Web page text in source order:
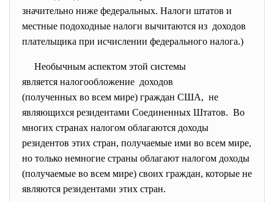
значительно ниже федеральных. Налоги штатов и
местные подоходные налоги вычитаются из доходов
плательщика при исчислении федерального налога.)
Необычным аспектом этой системы
является налогообложение доходов
(полученных во всем мире) граждан США, не
являющихся резидентами Соединенных Штатов. Во
многих странах налогом облагаются доходы
резидентов этих стран, получаемые ими во всем мире,
но только немногие страны облагают налогом доходы
(получаемые во всем мире) своих граждан, которые не
являются резидентами этих стран.